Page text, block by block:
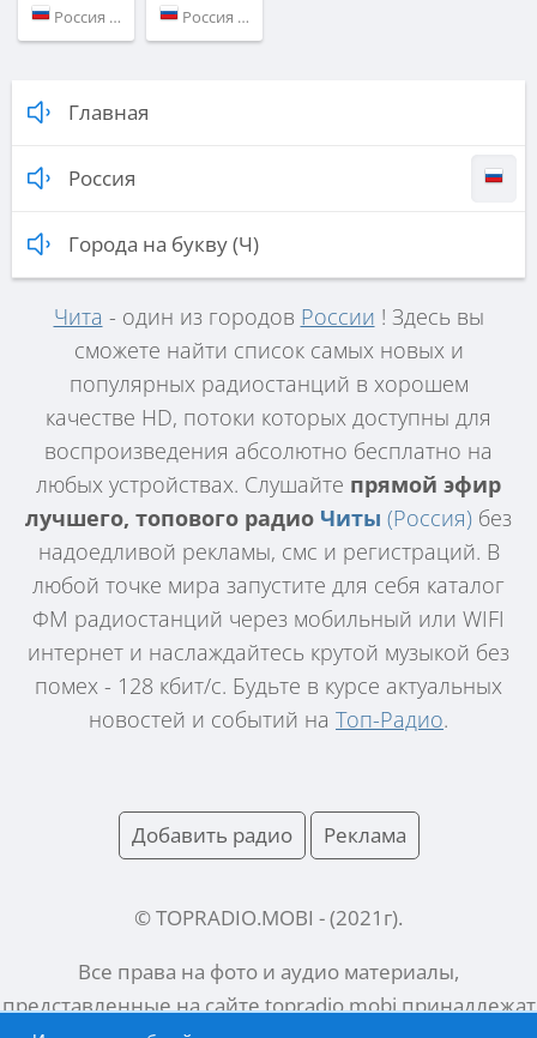
Россия (91.2 FM) Россия (106.6 FM)
Главная
Россия
Города на букву (Ч)
Чита - один из городов России ! Здесь вы
сможете найти список самых новых и
популярных радиостанций в хорошем
качестве HD, потоки которых доступны для
воспроизведения абсолютно бесплатно на
любых устройствах. Слушайте прямой эфир
лучшего, топового радио Читы (Россия) без
надоедливой рекламы, смс и регистраций. В
любой точке мира запустите для себя каталог
ФМ радиостанций через мобильный или WIFI
интернет и наслаждайтесь крутой музыкой без
помех - 128 кбит/с. Будьте в курсе актуальных
новостей и событий на Топ-Радио.
Добавить радио Реклама
© TOPRADIO.MOBI - (2021 г).
Все права на фото и аудио материалы,
представленные на сайтеtopradio.mobiпринадлежат